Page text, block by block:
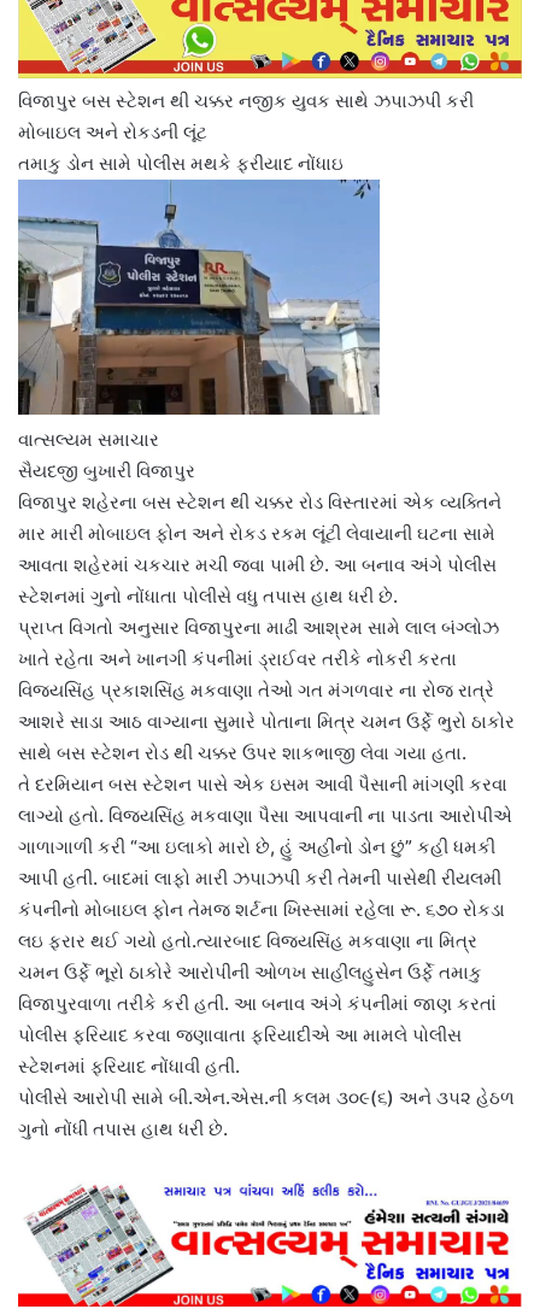
વિજાપુર બસ સ્ટેશન થી ચક્કર નજીક યુવક સાથે ઝપાઝપી કરી
મોબાઇલ અને રોકડની લૂંટ
તમાકુ ડોન સામે પોલીસ મથકે ફરીયાદ નોંધાઇ
વાત્સલ્યમ સમાચાર
સૈયદજી બુખારી વિજાપુર
વિજાપુર શહેરના બસ સ્ટેશન થી ચક્કર રોડ વિસ્તારમાં એક વ્યક્તિને
માર મારી મોબાઇલ ફોન અને રોકડ રકમ લૂંટી લેવાયાની ઘટના સામે
આવતા શહેરમાં ચકચાર મચી જવા પામી છે. આ બનાવ અંગે પોલીસ
સ્ટેશનમાં ગુનો નોંધાતા પોલીસે વધુ તપાસ હાથ ધરી છે.
પ્રાપ્ત વિગતો અનુસાર વિજાપુરના માઢી આશ્રમ સામે લાલ બંગ્લોઝ
ખાતે રહેતા અને ખાનગી કંપનીમાં ડ્રાઈવર તરીકે નોકરી કરતા
વિજયસિંહ પ્રકાશસિંહ મકવાણા તેઓ ગત મંગળવાર ના રોજ રાત્રે
આશરે સાડા આઠ વાગ્યાના સુમારે પોતાના મિત્ર ચમન ઉર્ફે ભુરો ઠાકોર
સાથે બસ સ્ટેશન રોડ થી ચક્કર ઉપર શાકભાજી લેવા ગયા હતા.
તે દરમિયાન બસ સ્ટેશન પાસે એક ઇસમ આવી પૈસાની માંગણી કરવા
લાગ્યો હતો. વિજયસિંહ મકવાણા પૈસા આપવાની ના પાડતા આરોપીએ
ગાળાગાળી કરી “આ ઇલાકો મારો છે, હું અહીંનો ડોન છું” કહી ધમકી
આપી હતી. બાદમાં લાફો મારી ઝપાઝપી કરી તેમની પાસેથી રીયલમી
કંપનીનો મોબાઇલ ફોન તેમજ શર્ટના ખિસ્સામાં રહેલા રૂ. ૬૭૦ રોકડા
લઇ ફરાર થઈ ગયો હતો.ત્યારબાદ વિજયસિંહ મકવાણા ના મિત્ર
ચમન ઉર્ફે ભૂરો ઠાકોરે આરોપીની ઓળખ સાહીલહુસેન ઉર્ફે તમાકુ
વિજાપુરવાળા તરીકે કરી હતી. આ બનાવ અંગે કંપનીમાં જાણ કરતાં
પોલીસ ફરિયાદ કરવા જણાવાતા ફરિયાદીએ આ મામલે પોલીસ
સ્ટેશનમાં ફરિયાદ નોંધાવી હતી.
પોલીસે આરોપી સામે બી.એન.એસ.ની કલમ ૩૦૯(૬) અને ૩૫૨ હેઠળ
ગુનો નોંધી તપાસ હાથ ધરી છે.